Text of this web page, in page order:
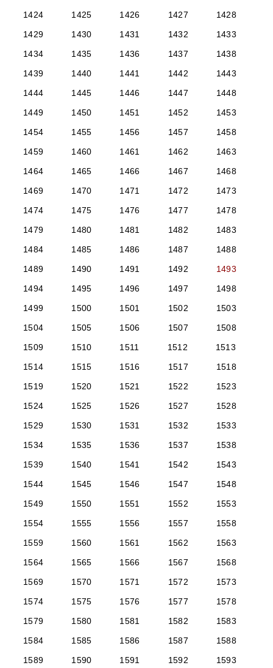
1424 1425 1426 1427
1428
1429
1430 1431 1432
1433
1434
1435 1436 1437
1438
1439
1440 1441 1442
1443
1444
1445 1446 1447
1448
1449
1450 1451 1452
1453
1454
1455 1456 1457
1458
1459
1460 1461 1462
1463
1464
1465 1466 1467
1468
1469
1470 1471 1472
1473
1474
1475 1476 1477
1478
1479
1480 1481 1482
1483
1484
1485 1486 1487
1488
1489
1490 1491 1492
1493
1494
1495 1496 1497
1498
1499
1500 1501 1502
1503
1504
1505 1506 1507
1508
1509
1510 1511 1512
1513
1514
1515 1516 1517
1518
1519
1520 1521 1522
1523
1524
1525 1526 1527
1528
1529
1530 1531 1532
1533
1534
1535 1536 1537
1538
1539
1540 1541 1542
1543
1544
1545 1546 1547
1548
1549
1550 1551 1552
1553
1554
1555 1556 1557
1558
1559
1560 1561 1562
1563
1564
1565 1566 1567
1568
1569
1570 1571 1572
1573
1574
1575 1576 1577
1578
1579
1580 1581 1582
1583
1584
1585 1586 1587
1588
1589
1590 1591 1592
1593